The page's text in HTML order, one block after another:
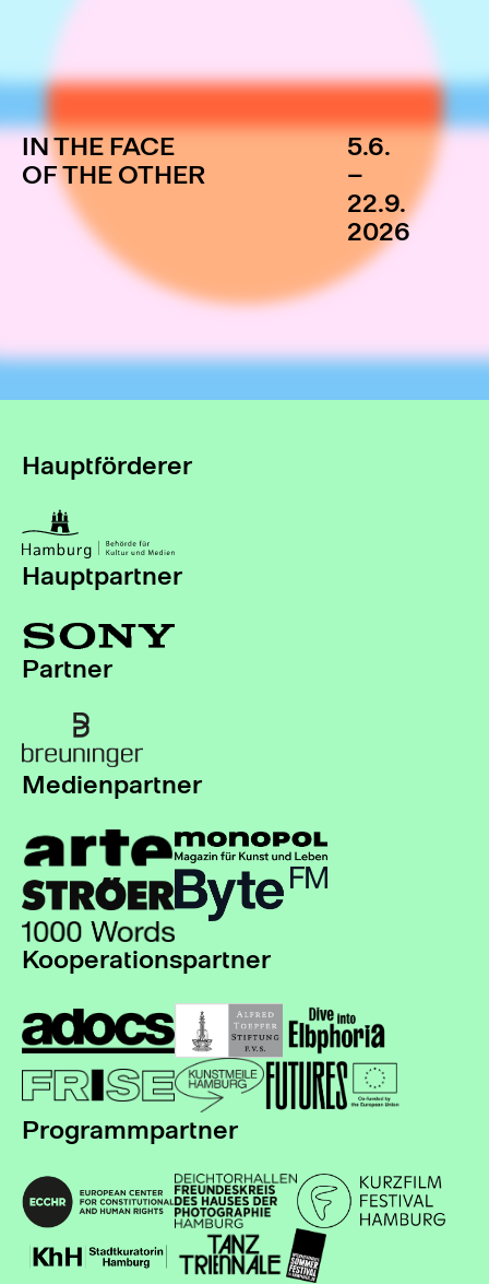
IN THE FACE
OF THE OTHER
5.6.
–
22.9.
2026
Hauptförderer
Hauptpartner
Partner
Medienpartner
Kooperationspartner
Programmpartner